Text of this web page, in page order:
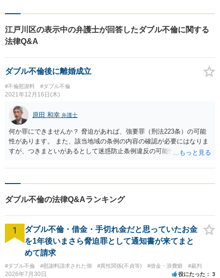
す。＜離婚、相続、交通事
故、企業法務、不動産等＞
【お花茶屋駅徒歩3分】
江戸川区の表示中の弁護士が回答したダブル不倫に関する
法律Q&A
ダブル不倫後に離婚成立
#不倫慰謝料 #ダブル不倫
2021年12月16日(木)
原田 和幸 弁護士
何か罪にできませんか？ 脅迫があれば、強要罪（刑法223条）の可能
性があります。 また、該当地域の条例の内容の確認が必要にはなりま
すが、つきまといがあるとして迷惑防止条例違反の可能性もあるかも
ダブル不倫の法律Q&Aランキング
1
ダブル不倫・借金・手切れ金だと思っていたお金
を1年後いまさら脅迫罪として通知書が来てまと
めて請求
#ダブル不倫 #慰謝料請求された側 #異性関係(不貞等) #借金・浪費癖 #裁判
2026年7月30日 役にたった 3